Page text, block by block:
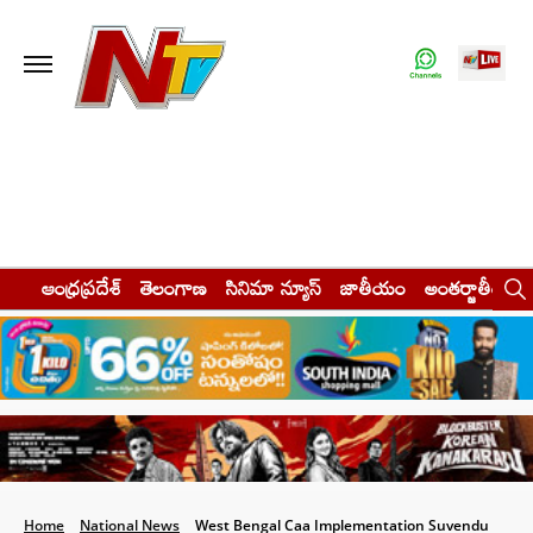
ఆంధ్రప్రదేశ్ తెలంగాణ సినిమా న్యూస్ జాతీయం అంతర్జాతీయం
Home National News West Bengal Caa Implementation Suvendu